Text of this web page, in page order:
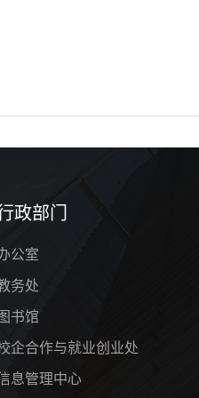
政部门
公室
务处
书馆
企合作与就业创业处
息管理中心